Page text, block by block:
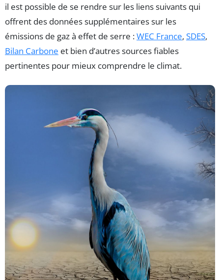
il est possible de se rendre sur les liens suivants qui
offrent des données supplémentaires sur les
émissions de gaz à effet de serre :WEC France, SDES,
Bilan Carbone et bien d’autres sources fiables
pertinentes pour mieux comprendre le climat.